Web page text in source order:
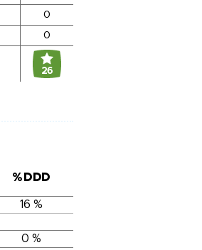
0
0
26
% DDD
16 %
0 %